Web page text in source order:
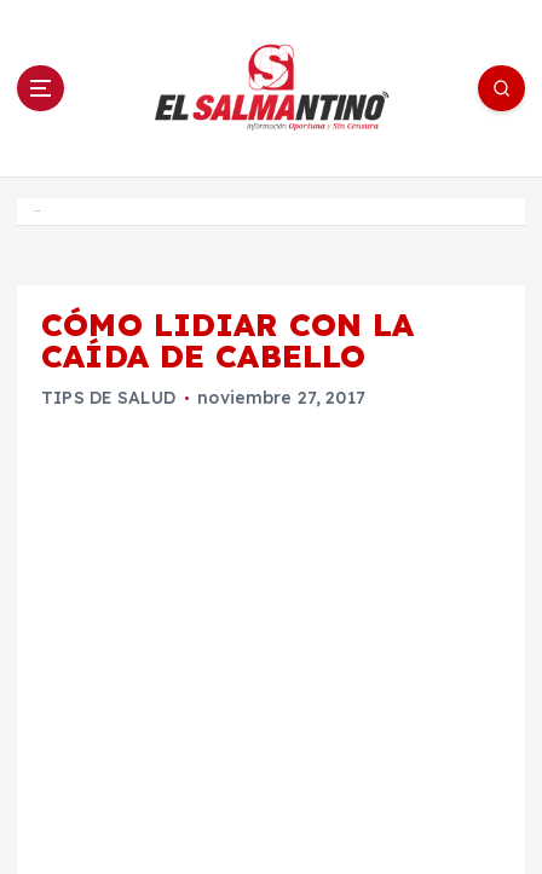
n El Salmantino - medios/noticias/editorial
CÓMO LIDIAR CON LA
CAÍDA DE CABELLO
TIPS DE SALUD noviembre 27, 2017